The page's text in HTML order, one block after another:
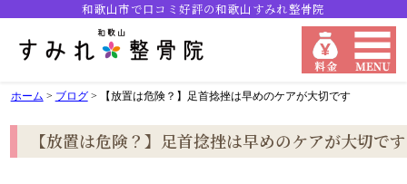
和歌山市で口コミ好評の和歌山すみれ整骨院
ホーム > ブログ> 【放置は危険？】足首捻挫は早めのケアが大切です
【放置は危険？】足首捻挫は早めのケアが大切です